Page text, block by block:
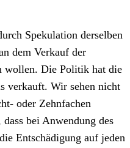
Spekulation derselben
dem Verkauf der
wollen. Die Politik hat die
verkauft. Wir sehen nicht
oder Zehnfachen
bei Anwendung des
Entschädigung auf jeden